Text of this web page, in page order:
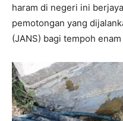
haram di negeri ini
pemotongan yang
(JANS) bagi tempoh